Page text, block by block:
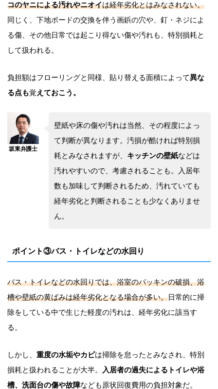
コのヤニによる汚れやニオイは経年劣化とはみなされない。
同じく、下地ボードの交換を伴う画鋲の穴や、釘・ネジによ
る傷、その他日常では起こり得ない傷や汚れも、特別損耗と
して扱われる。
負担額はフローリングと同様、貼り替える面積によって異な
る点も覚えておこう。
壁紙や床の傷や汚れは当然、その程度によっ
て判断が異なります。汚損が酷ければ特別損
耗とみなされますが、 キッチンの壁紙などは
汚れやすいので、考慮されることも。入居年
数も加味して判断されるため、汚れていても
経年劣化と判断されることも少なくありませ
ん。
ポイント③バス・トイレなどの水回り
バス・トイレなどの水回りでは、浴室のパッキンの破損、浴
槽や壁紙の黄ばみは経年劣化となる場合が多い。日常的に掃
除をしている中で生じた軽度の汚れは、経年劣化に該当す
る。
しかし、 重度の水垢やカビは掃除を怠ったとみなされ、特別
損耗と扱われることが大半。
入居者の過失によるトイレや浴
槽、洗面台の傷や故障なども原状回復費用の負担対象だ。